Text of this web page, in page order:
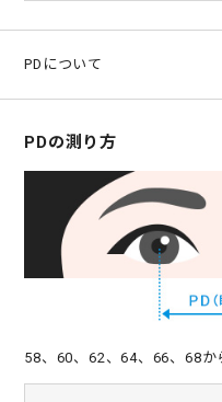
PDについて
PDの測り方
58、60、62、64、66、68か